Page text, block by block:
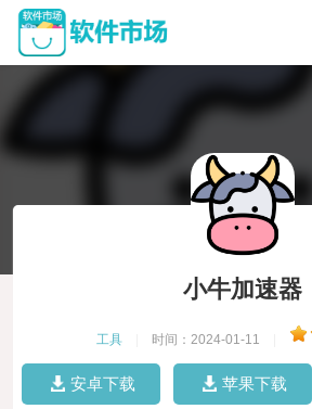
小牛加速器
工具 时间：2024-01-11
安卓下载 苹果下载